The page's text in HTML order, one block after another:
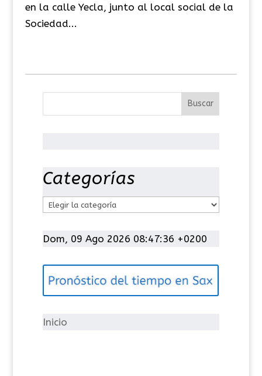
en la calle Yecla, junto al local social de la
Sociedad...
Categorías
t
g
í
Dom, 09 Ago 2026 08:47:36 +0200
Inicio